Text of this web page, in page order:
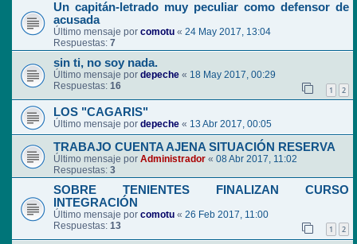
Un capitán-letrado muy peculiar como defensor de
acusada
Último mensaje por comotu « 24 May 2017, 13:04
Respuestas: 7
sin ti, no soy nada.
Último mensaje por depeche « 18 May 2017, 00:29
Respuestas: 16 1 2
LOS "CAGARIS"
Último mensaje por depeche « 13 Abr 2017, 00:05
TRABAJO CUENTA AJENA SITUACIÓN RESERVA
Último mensaje por Administrador « 08 Abr 2017, 11:02
Respuestas: 3
SOBRE TENIENTES FINALIZAN CURSO
INTEGRACIÓN
Último mensaje por comotu « 26 Feb 2017, 11:00
Respuestas: 13 1 2